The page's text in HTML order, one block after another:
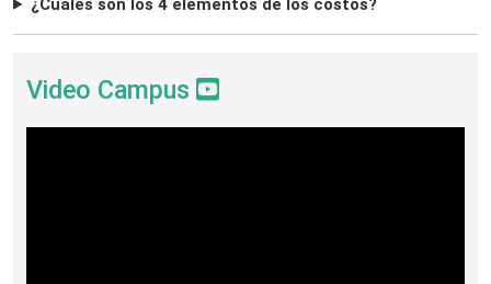
¿Cuáles son los 4 elementos de los costos?
Video Campus